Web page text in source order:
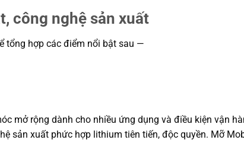
công nghệ sản xuất
tổng hợp các điểm nổi bật sau —
mở rộng dành cho nhiều ứng dụng và điều kiện vận
sản xuất phức hợp lithium tiên tiến, độc quyền. Mỡ